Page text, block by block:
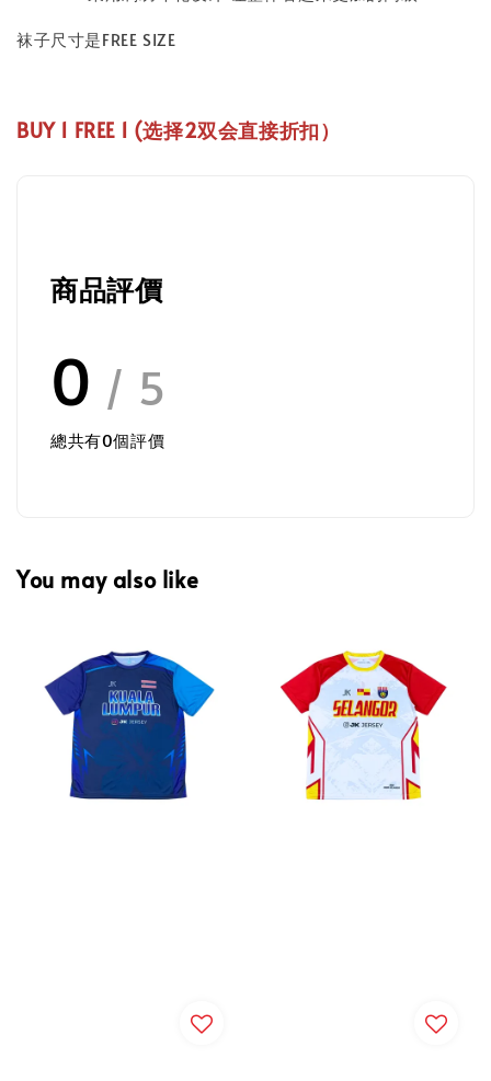
袜子尺寸是FREE SIZE
BUY 1 FREE 1 (选择2双会直接折扣）
商品評價
0 / 5
總共有0個評價
You may also like